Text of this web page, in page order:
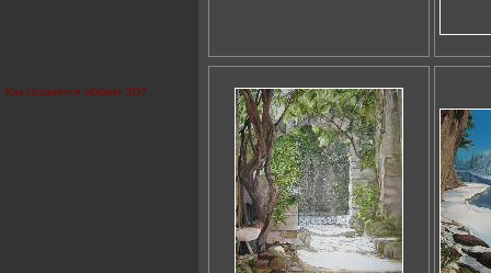
Как создаётся эффект 3D?